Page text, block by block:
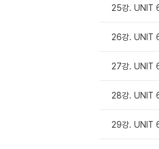
25강. UNIT
26강. UNIT
27강. UNIT
28강. UNIT
29강. UNIT